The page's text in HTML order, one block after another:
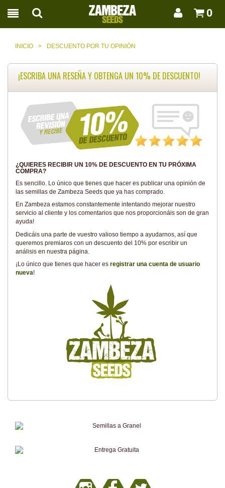
0
INICIO > DESCUENTO POR TU OPINIÓN
¡ESCRIBA UNA RESEÑA Y OBTENGA UN 10% DE DESCUENTO!
¿QUIERES RECIBIR UN 10% DE DESCUENTO EN TU PRÓXIMA
COMPRA?
Es sencillo. Lo único que tienes que hacer es publicar una opinión de
las semillas de Zambeza Seeds que ya has comprado.
En Zambeza estamos constantemente intentando mejorar nuestro
servicio al cliente y los comentarios que nos proporcionáis son de gran
ayuda!
Dedicáis una parte de vuestro valioso tiempo a ayudarnos, así que
queremos premiaros con un descuento del 10% por escribir un
análisis en nuestra página.
¡Lo único que tienes que hacer es registrar una cuenta de usuario
nueva!